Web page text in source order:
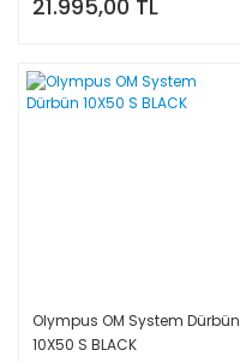
21.995,00 TL
Olympus OM System Dürbün
10X50 S BLACK